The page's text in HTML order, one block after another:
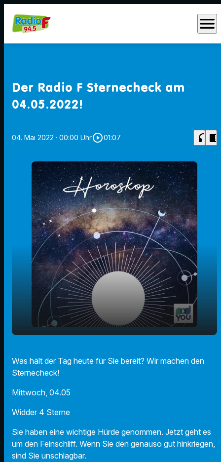
menu
Der Radio F Sternecheck am
04.05.2022!
04. Mai 2022 · 00:00 Uhrplay_circle_outline01:07 headphones chrome_reader_mode
play_arrow
00:00
Was hält der Tag heute für Sie bereit? Wir machen den
Sternecheck!
Mittwoch, 04.05
Widder 4 Sterne
Sie haben eine wichtige Hürde genommen. Jetzt geht es
um den Feinschliff. Wenn Sie den genauso gut hinkriegen,
sind Sie unschlagbar.